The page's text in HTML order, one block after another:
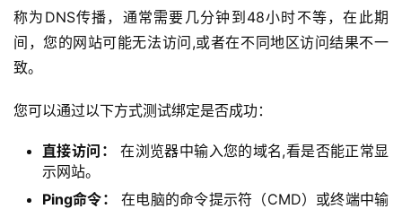
关
于
们
称为DNS传播，通常需要几分钟到48小时不等，在此期
间，您的网站可能无法访问,或者在不同地区访问结果不一
致。
您可以通过以下方式测试绑定是否成功：
直接访问：
在浏览器中输入您的域名,看是否能正常显
示网站。
Ping命令：
在电脑的命令提示符（CMD）或终端中输